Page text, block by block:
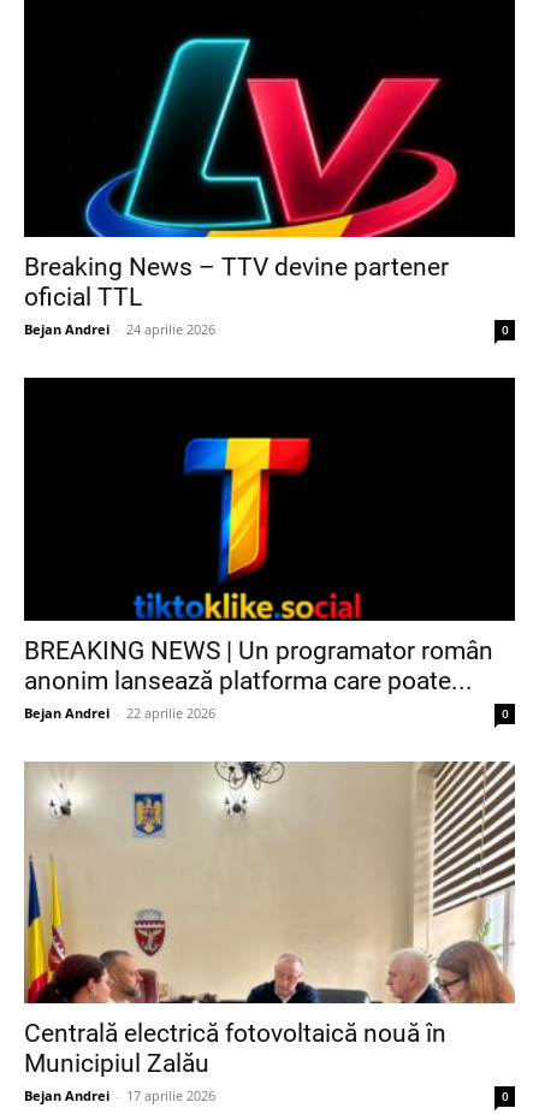
Breaking News – TTV devine partener
oficial TTL
Bejan Andrei - 24 aprilie 2026 0
BREAKING NEWS | Un programator român
anonim lansează platforma care poate...
Bejan Andrei - 22 aprilie 2026 0
Centrală electrică fotovoltaică nouă în
Municipiul Zalău
Bejan Andrei - 17 aprilie 2026 0